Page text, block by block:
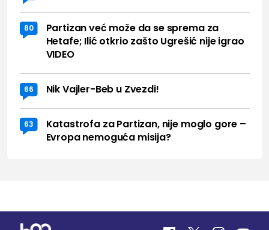
80
Partizan već može da se sprema za
Hetafe; Ilić otkrio zašto Ugrešić nije igrao
VIDEO
66 Nik Vajler-Beb u Zvezdi!
63
Katastrofa za Partizan, nije moglo gore –
Evropa nemoguća misija?